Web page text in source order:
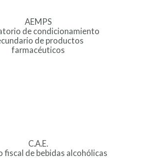
AEMPS
de condicionamiento
de productos
farmacéuticos
C.A.E.
fiscal de bebidas alcohólicas